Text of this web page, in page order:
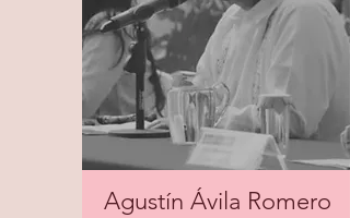
Agustín Ávila Romero